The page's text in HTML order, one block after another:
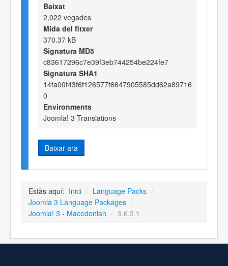
Baixat
2,022 vegades
Mida del fitxer
370.37 kB
Signatura MD5
c83617296c7e39f3eb744254be224fe7
Signatura SHA1
14fa00f43f6f126577f6647905585dd62a89716
0
Environments
Joomla! 3 Translations
Baixar ara
Estàs aquí: Inici / Language Packs /
Joomla 3 Language Packages /
Joomla! 3 - Macedonian / 3.6.3.1